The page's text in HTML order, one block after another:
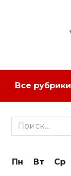
Все рубрики
Search
for:
Пн Вт Ср